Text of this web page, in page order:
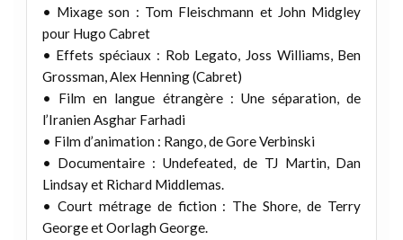
• Mixage son : Tom Fleischmann et John Midgley
pour Hugo Cabret
• Effets spéciaux : Rob Legato, Joss Williams, Ben
Grossman, Alex Henning (Cabret)
• Film en langue étrangère : Une séparation, de
l’Iranien Asghar Farhadi
• Film d’animation : Rango, de Gore Verbinski
• Documentaire : Undefeated, de TJ Martin, Dan
Lindsay et Richard Middlemas.
• Court métrage de fiction : The Shore, de Terry
George et Oorlagh George.